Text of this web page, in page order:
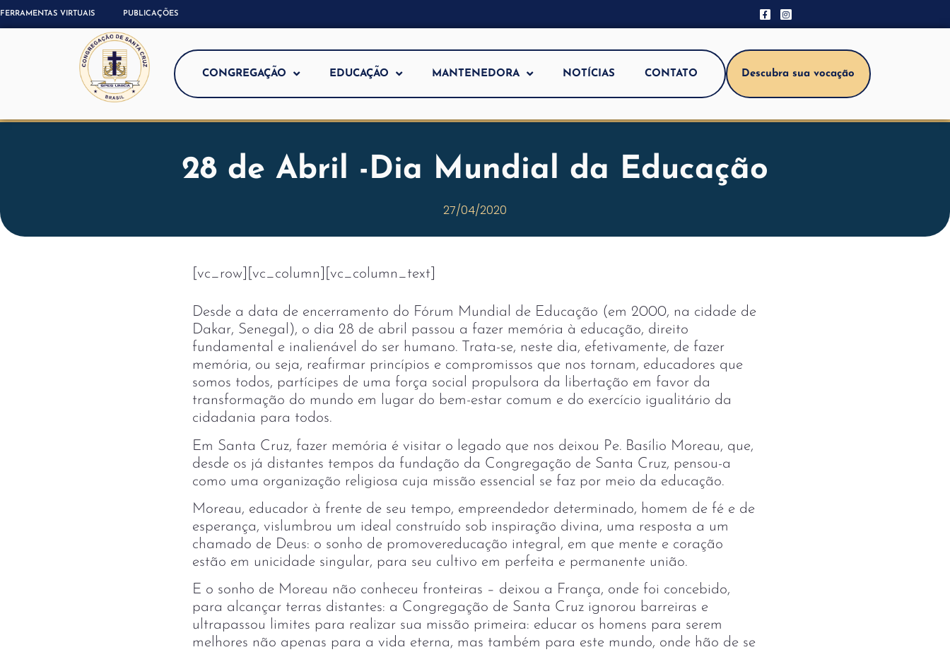
FERRAMENTAS VIRTUAIS PUBLICAÇÕES
CONGREGAÇÃO EDUCAÇÃO MANTENEDORA NOTÍCIAS CONTATO Descubra sua vocação
28 de Abril -Dia Mundial da Educação
27/04/2020
[vc_row][vc_column][vc_column_text]
Desde a data de encerramento do Fórum Mundial de Educação (em 2000, na cidade de
Dakar, Senegal), o dia 28 de abril passou a fazer memória à educação, direito
fundamental e inalienável do ser humano. Trata-se, neste dia, efetivamente, de fazer
memória, ou seja, reafirmar princípios e compromissos que nos tornam, educadores que
somos todos, partícipes de uma força social propulsora da libertação em favor da
transformação do mundo em lugar do bem-estar comum e do exercício igualitário da
cidadania para todos.
Em Santa Cruz, fazer memória é visitar o legado que nos deixou Pe. Basílio Moreau, que,
desde os já distantes tempos da fundação da Congregação de Santa Cruz, pensou-a
como uma organização religiosa cuja missão essencial se faz por meio da educação.
Moreau, educador à frente de seu tempo, empreendedor determinado, homem de fé e de
esperança, vislumbrou um ideal construído sob inspiração divina, uma resposta a um
chamado de Deus: o sonho de promovereducação integral, em que mente e coração
estão em unicidade singular, para seu cultivo em perfeita e permanente união.
E o sonho de Moreau não conheceu fronteiras – deixou a França, onde foi concebido,
para alcançar terras distantes: a Congregação de Santa Cruz ignorou barreiras e
ultrapassou limites para realizar sua missão primeira: educar os homens para serem
melhores não apenas para a vida eterna, mas também para este mundo, onde hão de se